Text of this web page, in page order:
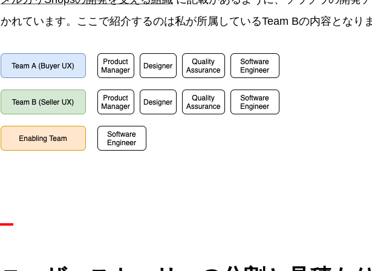
かれています。ここで紹介するのは私が所属しているTeam Bの内容となり